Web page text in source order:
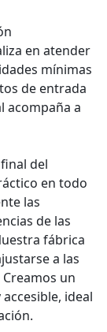
en atender
mínimas
de entrada
acompaña a
del
en todo
las
de las
fábrica
a las
un
ideal